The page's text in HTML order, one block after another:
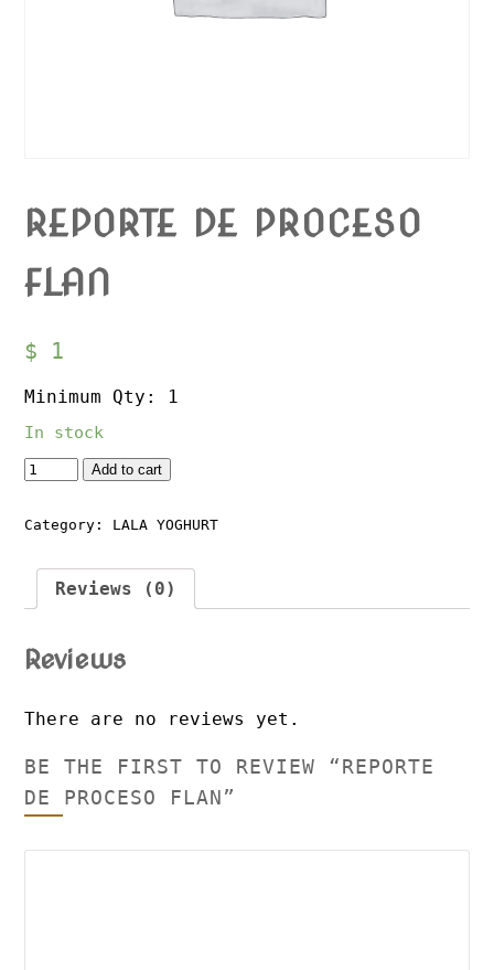
REPORTE DE PROCESO
FLAN
$ 1
Minimum Qty: 1
In stock
QuantityAdd to cart
Category: LALA YOGHURT
Reviews (0)
Reviews
There are no reviews yet.
BE THE FIRST TO REVIEW “REPORTE
DE PROCESO FLAN”